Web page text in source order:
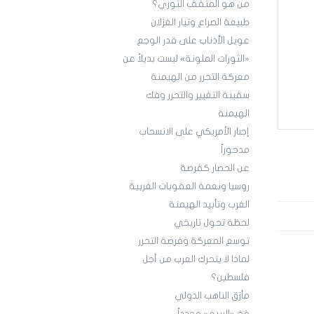
من هو المثقف الثوري؟
طبيعة الصراع وتيار الغزلان
عويل الأذناب على قدر الوجع
«الثورات الملونة» ليست بديلاً عن
معركة التحرر من الهيمنة
سفينة التغيير والتحرر وفك
الهيمنة
إجبار الأمريكي على الانسحاب
مدحوراً
عن الحصار كفرصة
روسيا ونعمة العقوبات الغربية
الغرب وتأبيد الهيمنة
لحظة تحول تاريخي
توسع المعركة وفرصة التحرر
لماذا لا يتحرك العرب من أجل
فلسطين؟
مأزق الناهب الدولي